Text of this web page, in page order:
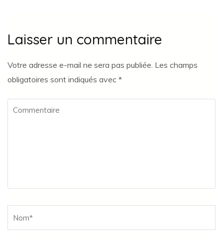
Laisser un commentaire
Votre adresse e-mail ne sera pas publiée. Les champs
obligatoires sont indiqués avec *
Commentaire